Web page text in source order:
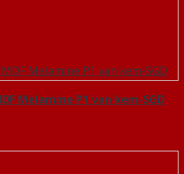
Melamine P1 van kem-SGD